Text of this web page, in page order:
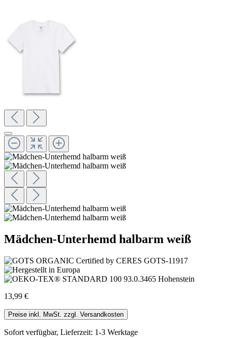
Mädchen-Unterhemd halbarm weiß
13,99 €
Preise inkl. MwSt. zzgl. Versandkosten
Sofort verfügbar, Lieferzeit: 1-3 Werktage